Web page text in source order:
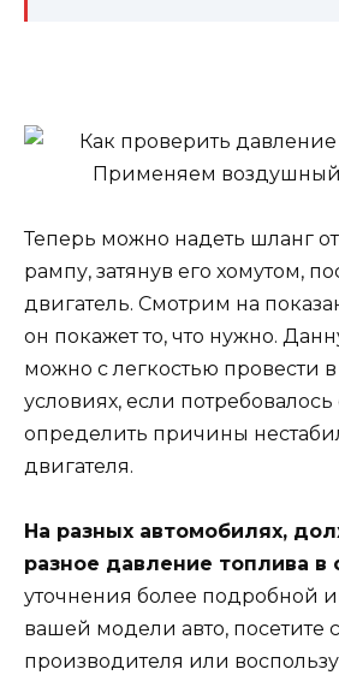
Теперь можно надеть шланг
рампу, затянув его хомутом,
двигатель. Смотрим на
он покажет то, что нужно.
можно с легкостью провести
условиях, если
определить причины
двигателя.
На разных автомобилях,
разное давление топлива в
уточнения более подробной
вашей модели авто, посетите
производителя или